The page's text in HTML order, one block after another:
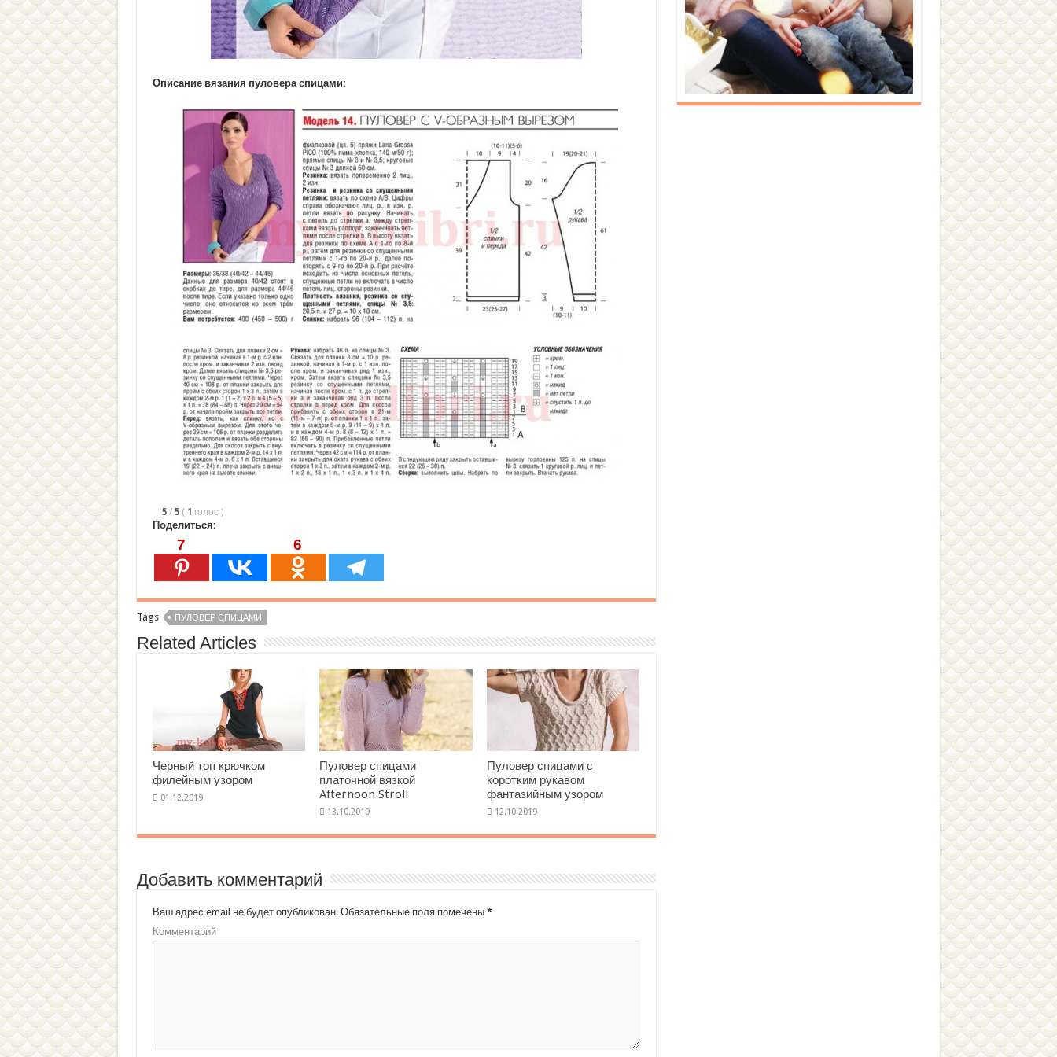
Описание вязания пуловера спицами:
5 / 5 ( 1 голос )
Поделиться:
7 6
Tags ПУЛОВЕР СПИЦАМИ
Related Articles
Черный топ крючком
филейным узором
Пуловер спицами
платочной вязкой
Afternoon Stroll
Пуловер спицами с
коротким рукавом
фантазийным узором
Добавить комментарий
Ваш адрес email не будет опубликован.Обязательные поля помечены *
Комментарий